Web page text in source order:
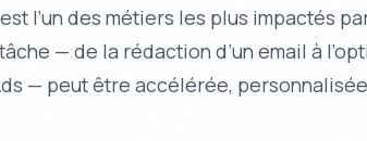
l’un des métiers les plus impactés
— de la rédaction d’un email à
— peut être accélérée,